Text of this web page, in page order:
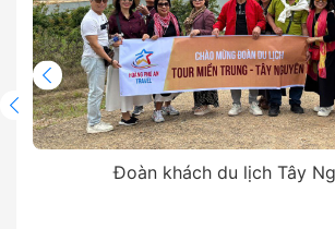
Đoàn khách du lịch Tây